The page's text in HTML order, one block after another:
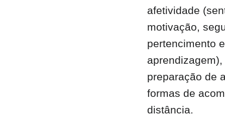
afetividade
motivação,
pertencimento
preparação de
formas de
distância.